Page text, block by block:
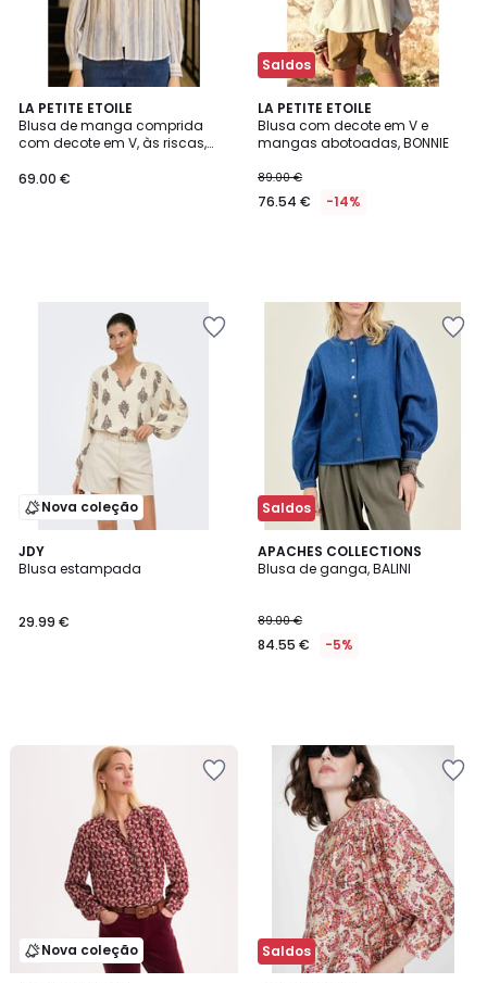
LA PETITE ETOILE
Blusa de manga comprida
com decote em V, às riscas,
69.00 €
Saldos
LA PETITE ETOILE
Blusa com decote em V e
mangas abotoadas, BONNIE
89.00 €
76.54 € -14%
Nova coleção
JDY
Blusa estampada
29.99 €
Saldos
APACHES COLLECTIONS
Blusa de ganga, BALINI
89.00 €
84.55 € -5%
Nova coleção Saldos